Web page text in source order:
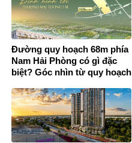
Đường quy hoạch 68m phía
Nam Hải Phòng có gì đặc
biệt? Góc nhìn từ quy hoạch